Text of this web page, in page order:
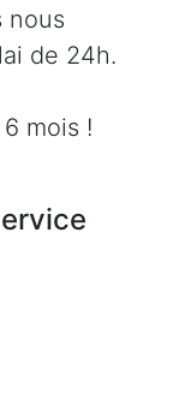
nous
de 24h.
mois !